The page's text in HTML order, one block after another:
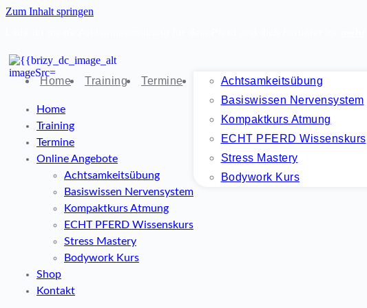
Zum Inhalt springen
Home Training Termine Online Angebote
Achtsamkeitsübung
Basiswissen Nervensystem
Kompaktkurs Atmung
ECHT PFERD Wissenskurs
Stress Mastery
Bodywork Kurs
Shop
Home
Training
Termine
Online Angebote
Achtsamkeitsübung
Basiswissen Nervensystem
Kompaktkurs Atmung
ECHT PFERD Wissenskurs
Stress Mastery
Bodywork Kurs
Shop
Kontakt